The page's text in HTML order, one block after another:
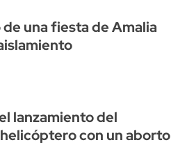
una fiesta de Amalia
lanzamiento del
con un aborto